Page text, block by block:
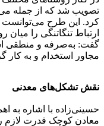
تصویب شد که از جمله
کرد. این طرح می‌توانست
ارتباط تنگاتنگی را میان
گفت: به‌صرفه و منطقی
مجاور استخدام و به کار
نقش تشکل‌های معدنی
حسینی‌زاده با اشاره
معادن کوچک قدرت لازم